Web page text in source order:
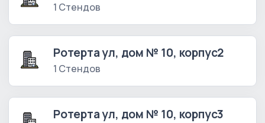
1 Стендов
Ротерта ул, дом № 10, корпус2
1 Стендов
Ротерта ул, дом № 10, корпус3